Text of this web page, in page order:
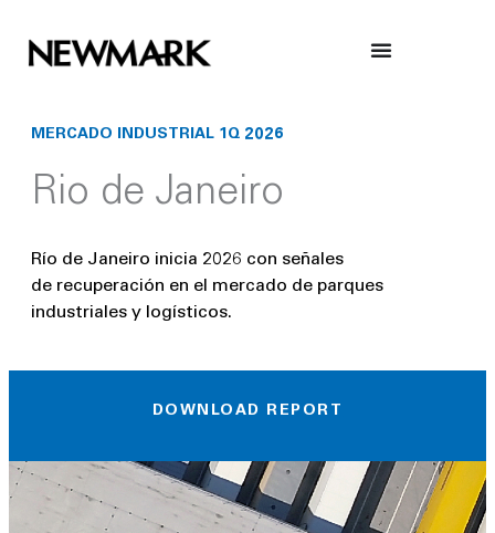
content
MERCADO INDUSTRIAL 1Q 2026
Rio de Janeiro
Río de Janeiro inicia 2026 con señales
de recuperación en el mercado de parques
industriales y logísticos.
DOWNLOAD REPORT